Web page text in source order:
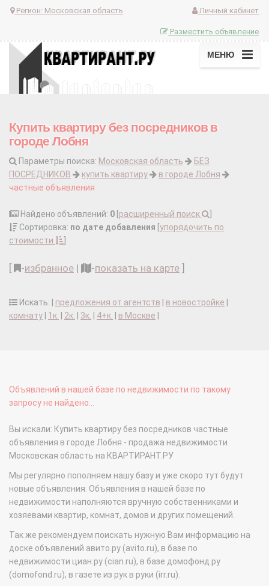
Регион: Московская область Личный кабинет
Разместить объявление
МЕНЮ
Купить квартиру без посредников в
городе Лобня
Параметры поиска: Московская область
БЕЗ
ПОСРЕДНИКОВ
купить квартиру
в городе Лобня
частные объявления
Найдено объявлений: 0 расширенный поиск
Сортировка: по дате добавления упорядочить по
стоимости
-избранное | -показать на карте
Искать: | предложения от агентств в новостройке
комнату
1к. 2к. 3к. 4+к. в Москве
Объявлений в нашей базе по недвижимости по такому
запросу не найдено...
Вы искали: Купить квартиру без посредников частные
объявления в городе Лобня - продажа недвижимости
Московская область на КВАРТИРАНТ.РУ
Мы регулярно пополняем нашу базу и уже скоро тут будут
новые объявления. Объявления в нашей базе по
недвижимости наполняются вручную собственниками и
хозяевами квартир, комнат, домов и других помещений.
Так же рекомендуем поискать нужную Вам информацию на
доске объявлений авито.ру (avito.ru), в базе по
недвижимости циан.ру (cian.ru), в базе домофонд.ру
(domofond.ru), в газете из рук в руки (irr.ru).